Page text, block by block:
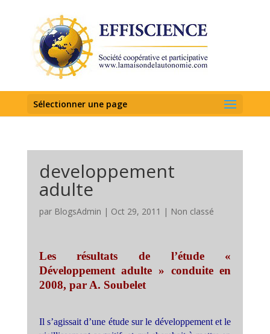
Sélectionner une page
developpement
adulte
par BlogsAdmin | Oct 29, 2011 | Non classé
Les résultats de l’étude «
Développement adulte » conduite en
2008, par A. Soubelet
Il s’agissait d’une étude sur le développement et le